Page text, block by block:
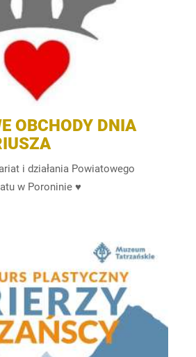
OBCHODY DNIA
i działania Powiatowego
w Poroninie ♥️